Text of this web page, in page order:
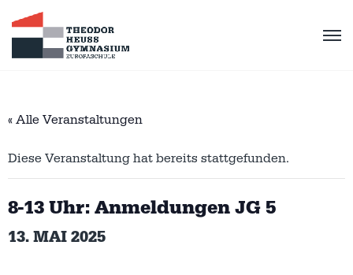
« Alle Veranstaltungen
Diese Veranstaltung hat bereits stattgefunden.
8-13 Uhr: Anmeldungen JG 5
13. MAI 2025